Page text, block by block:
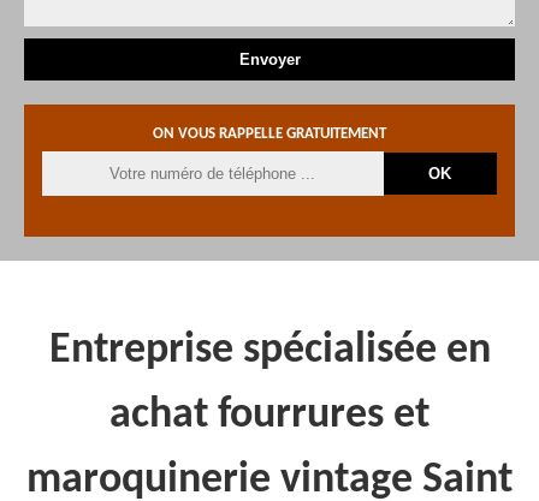
ON VOUS RAPPELLE GRATUITEMENT
Entreprise spécialisée en
achat fourrures et
maroquinerie vintage Saint